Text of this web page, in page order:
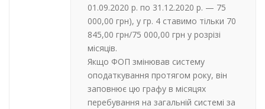
01.09.2020 р. по 31.12.2020 р. — 75
000,00 грн), у гр. 4 ставимо тільки 70
845,00 грн/75 000,00 грн у розрізі
місяців.
Якщо ФОП змінював систему
оподаткування протягом року, він
заповнює цю графу в місяцях
перебування на загальній системі за